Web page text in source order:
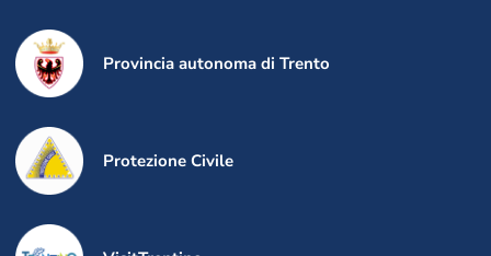
Provincia autonoma di Trento
Protezione Civile